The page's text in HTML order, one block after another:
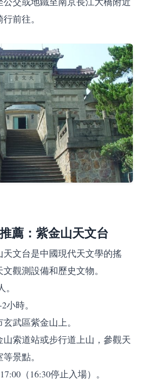
前往。
薦：紫金山天文台
天文台是中國現代天文學的搖
觀測設備和歷史文物。
小時。
玄武區紫金山上。
山索道站或步行道上山，參觀天
景點。
（16:30停止入場）。